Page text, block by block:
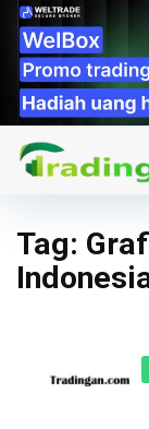
Tag: